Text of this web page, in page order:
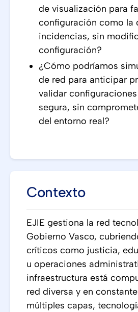
de visualización para
configuración como la
incidencias, sin
configuración?
¿Cómo podríamos
de red para anticipar
validar
segura, sin
del entorno real?
Contexto
EJIE gestiona la red
Gobierno Vasco,
críticos como justicia,
u operaciones
infraestructura está
red diversa y en
múltiples capas,